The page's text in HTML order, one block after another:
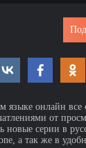
языке онлайн
от
серии в
а так же в